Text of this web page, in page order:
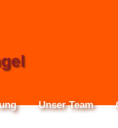
Unser Team